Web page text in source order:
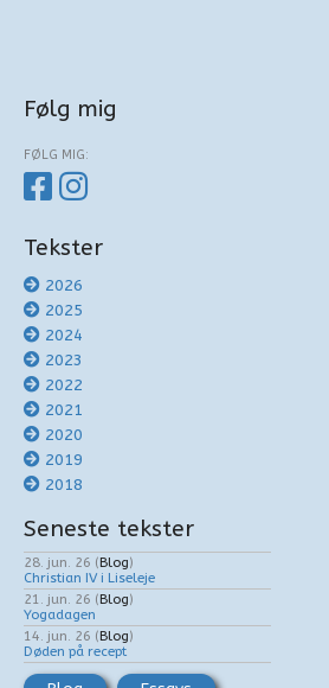
Følg mig
FØLG MIG:
Tekster
2026
2025
2024
2023
2022
2021
2020
2019
2018
Seneste tekster
28. jun. 26 (Blog)
Christian IV i Liseleje
21. jun. 26 (Blog)
Yogadagen
14. jun. 26 (Blog)
Døden på recept